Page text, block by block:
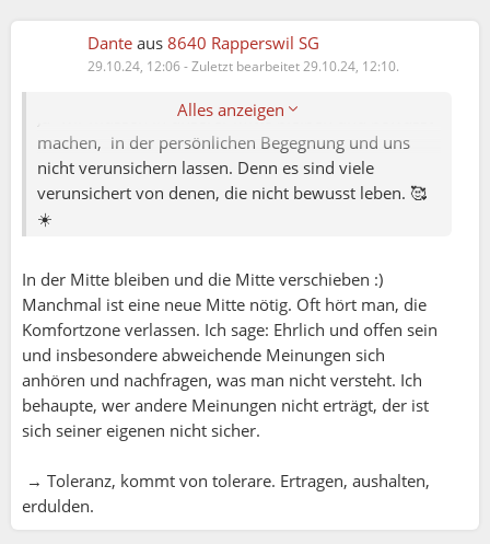
Dante aus 8640 Rapperswil SG
29.10.24, 12:06 -Zuletzt bearbeitet 29.10.24, 12:10.
Alles anzeigen
Ja- wir müssen in unserer Mitte bleiben und bewusst
machen, in der persönlichen Begegnung und uns
nicht verunsichern lassen. Denn es sind viele
verunsichert von denen, die nicht bewusst leben. 🥰
☀️
In der Mitte bleiben und die Mitte verschieben :)
Manchmal ist eine neue Mitte nötig. Oft hört man, die
Komfortzone verlassen. Ich sage: Ehrlich und offen sein
und insbesondere abweichende Meinungen sich
anhören und nachfragen, was man nicht versteht. Ich
behaupte, wer andere Meinungen nicht erträgt, der ist
sich seiner eigenen nicht sicher.
→ Toleranz, kommt von tolerare. Ertragen, aushalten,
erdulden.
Dante: